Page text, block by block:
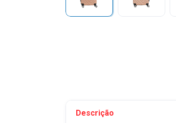
Descrição